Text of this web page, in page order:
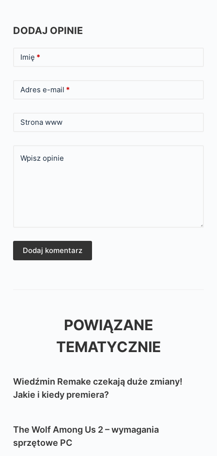
DODAJ OPINIE
Imię *
Adres e-mail *
Strona www
Wpisz opinie
Dodaj komentarz
POWIĄZANE
TEMATYCZNIE
Wiedźmin Remake czekają duże zmiany!
Jakie i kiedy premiera?
The Wolf Among Us 2 – wymagania
sprzętowe PC